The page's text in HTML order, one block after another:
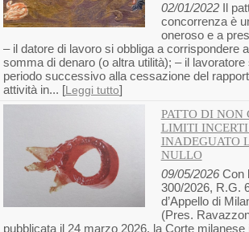
02/01/2022Il
concorrenza è
oneroso e a
– il datore di lavoro si obbliga a corrispondere
somma di denaro (o altra utilità); – il
periodo successivo alla cessazione del
attività in... [Leggi tutto]
PATTO DI NON
LIMITI INCERTI
INADEGUATO
NULLO
09/05/2026Con
300/2026, R.G.
d’Appello di
(Pres.
pubblicata il 24 marzo 2026, la Corte